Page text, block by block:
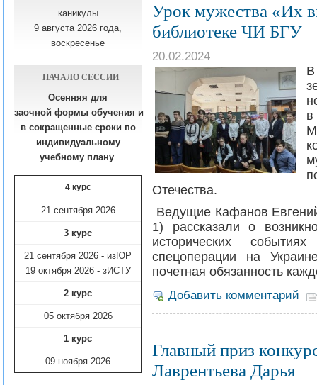
каникулы
9 августа 2026 года,
воскресенье
НАЧАЛО СЕССИИ
Осенняя для
заочной формы обучения и
в сокращенные сроки по
индивидуальному
учебному плану​
4 курс
21 сентября 2026
3 курс
21 сентября 2026 - изЮР
19 октября 2026 - зИСТУ
2 курс
05 октября 2026
1 курс
09 ноября 2026
Урок мужества «Их
библиотеке ЧИ БГУ
20.02.2024
В
Отечества.
Ведущие Кафанов
1) рассказали о
исторических
спецоперации на
почетная обязанность
Добавить комментарий
Главный приз
Лаврентьева Дарья